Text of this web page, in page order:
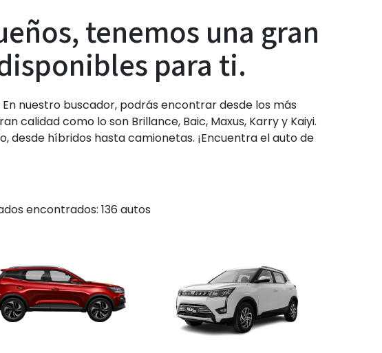
tenemos una gran
para ti.
nuestro buscador, podrás encontrar desde los más
calidad como lo son Brillance, Baic, Maxus, Karry y Kaiyi.
desde híbridos hasta camionetas. ¡Encuentra el auto de
encontrados: 136 autos